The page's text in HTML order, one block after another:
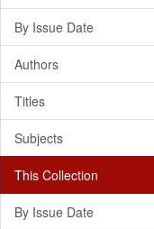
By Issue Date
Authors
Titles
Subjects
This Collection
By Issue Date